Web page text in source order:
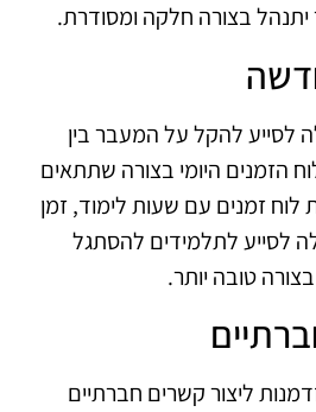
בצורה חלקה ומסודרת.
לסייע להקל על המעבר בין
הזמנים היומי בצורה שתתאים
זמנים עם שעות לימוד, זמן
לסייע לתלמידים להסתגל
טובה יותר.
ליצור קשרים חברתיים